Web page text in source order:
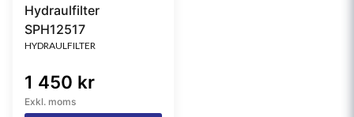
Hydraulfilter
SPH12517
HYDRAULFILTER
1 450 kr
Exkl. moms